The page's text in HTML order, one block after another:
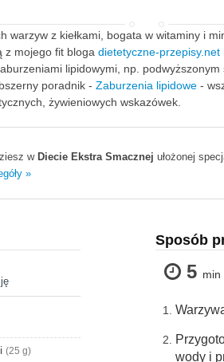
warzyw z kiełkami, bogata w witaminy i
z mojego fit bloga dietetyczne-przepisy.net
lipidowymi, np.
poradnik - Zaburzenia lipidowe -
żywieniowych wskazówek.
w Diecie Ekstra Smacznej ułożonej
»
(25 g)
Sposób
5 min
wody i